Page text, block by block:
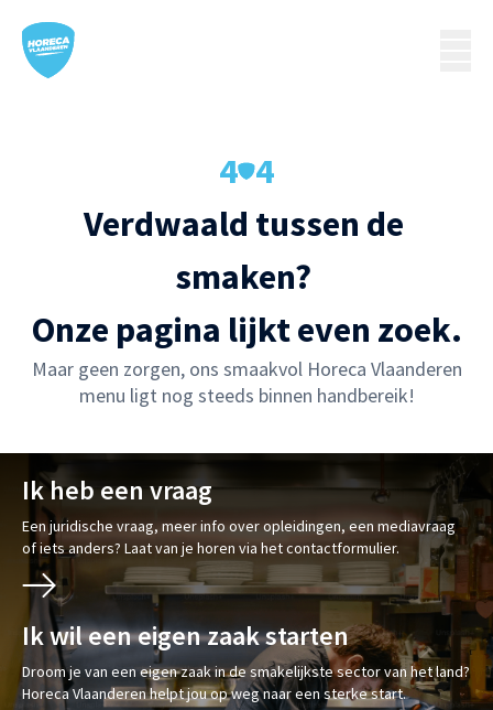
4 4
Verdwaald tussen de
smaken?
Onze pagina lijkt even zoek.
Maar geen zorgen, ons smaakvol Horeca Vlaanderen
menu ligt nog steeds binnen handbereik!
Ik heb een vraag
Een juridische vraag, meer info over opleidingen, een mediavraag
of iets anders? Laat van je horen via het contactformulier.
Ik wil een eigen zaak starten
Droom je van een eigen zaak in de smakelijkste sector van het land?
Horeca Vlaanderen helpt jou op weg naar een sterke start.